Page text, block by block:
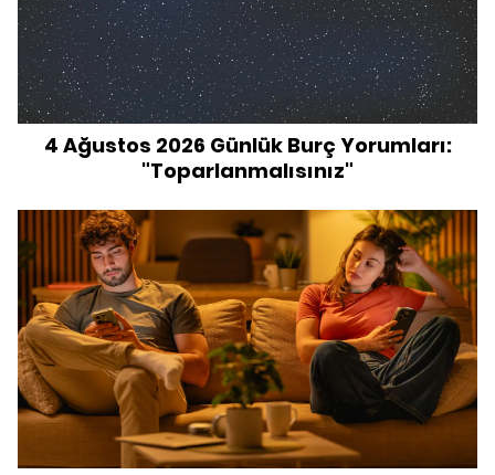
4 Ağustos 2026 Günlük Burç Yorumları:
"Toparlanmalısınız"